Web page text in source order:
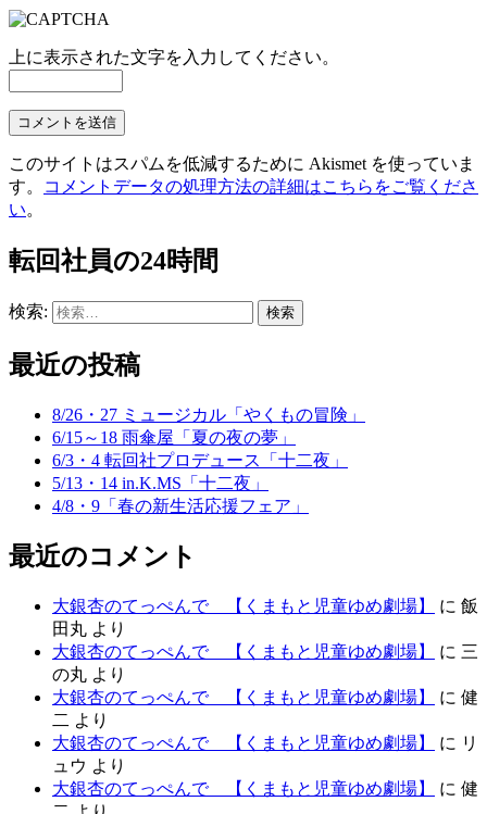
上に表示された文字を入力してください。
このサイトはスパムを低減するために Akismet を使っていま
す。
コメントデータの処理方法の詳細はこちらをご覧くださ
い。
転回社員の24時間
検索:
最近の投稿
8/26・27 ミュージカル「やくもの冒険」
6/15～18 雨傘屋「夏の夜の夢」
6/3・4 転回社プロデュース「十二夜」
5/13・14 in.K.MS「十二夜」
4/8・9「春の新生活応援フェア」
最近のコメント
大銀杏のてっぺんで 【くまもと児童ゆめ劇場】 に 飯
田丸 より
大銀杏のてっぺんで 【くまもと児童ゆめ劇場】
に 三
の丸 より
大銀杏のてっぺんで 【くまもと児童ゆめ劇場】
に 健
二 より
大銀杏のてっぺんで 【くまもと児童ゆめ劇場】
に リ
ュウ より
大銀杏のてっぺんで 【くまもと児童ゆめ劇場】
に 健